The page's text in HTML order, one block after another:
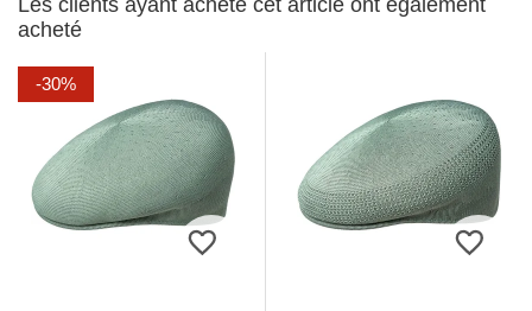
Les clients ayant acheté cet article ont également
acheté
-30%